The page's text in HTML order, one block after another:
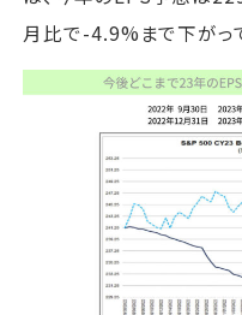
月比で-4.9%まで下がっ